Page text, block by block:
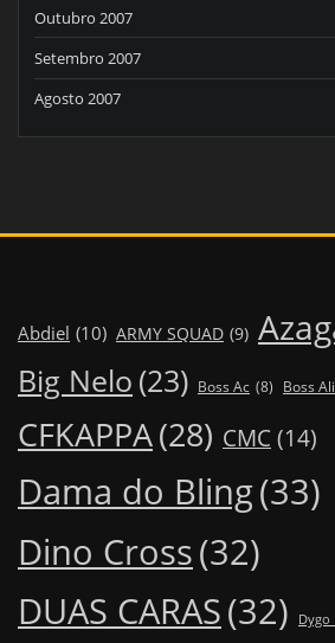
Outubro 2007
Setembro 2007
Agosto 2007
Abdiel (10) ARMY SQUAD (9)
Big Nelo (23) Boss Ac (8) Boss
CFKAPPA(28) CMC (14)
Dama do Bling(33)
Dino Cross(32)
DUAS CARAS(32) Dygo